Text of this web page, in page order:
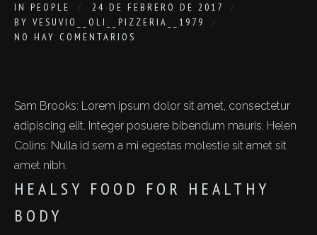
IN PEOPLE
24 DE FEBRERO DE 2017
BY VESUVIO__OLI__PIZZERIA__1979
NO HAY COMENTARIOS
Sam Brooks: Lorem ipsum dolor sit amet, consectetur
adipiscing elit. Integer posuere bibendum mauris. Helen
Colins: Nulla id sem a mi egestas molestie sit amet sit
amet nibh.
HEALSY FOOD FOR HEALTHY
BODY